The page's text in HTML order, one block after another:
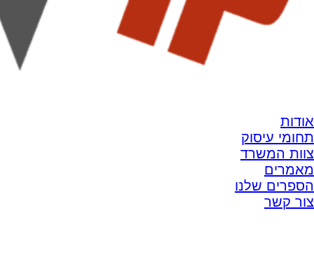
אודות
תחומי עיסוק
צוות המשרד
מאמרים
הספרים שלנו
צור קשר